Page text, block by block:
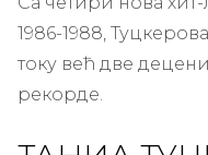
1986-1988,
току већ две
рекорде.